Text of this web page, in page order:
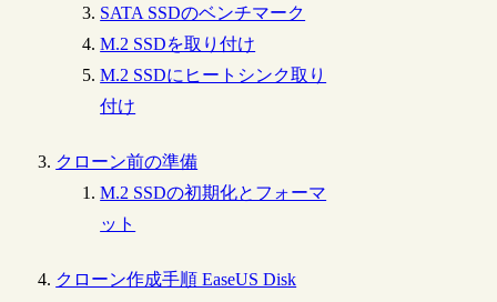
SATA SSDのベンチマーク
M.2 SSDを取り付け
M.2 SSDにヒートシンク取り
付け
クローン前の準備
M.2 SSDの初期化とフォーマ
ット
クローン作成手順 EaseUS Disk